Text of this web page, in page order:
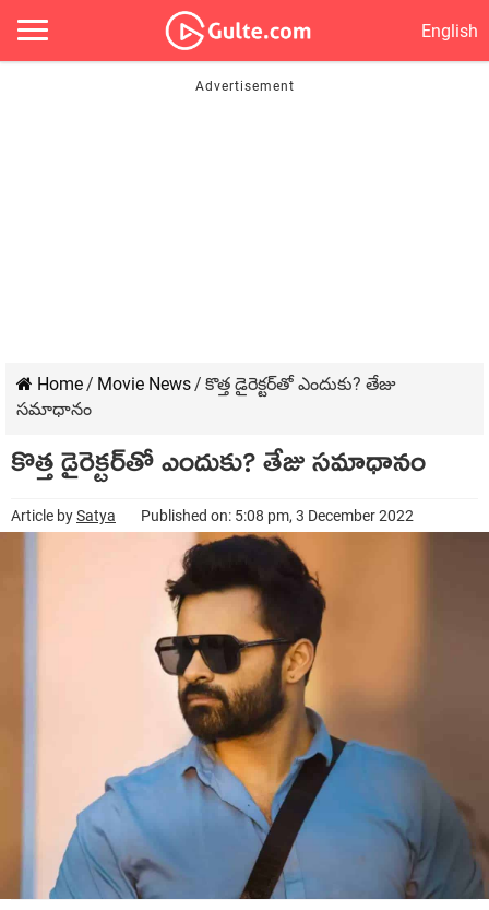
English
Home/ Movie News/ కొత్త డైరెక్టర్‌తో ఎందుకు? తేజు
సమాధానం
కొత్త డైరెక్టర్‌తో ఎందుకు? తేజు సమాధానం
Article bySatya Published on: 5:08 pm, 3 December 2022